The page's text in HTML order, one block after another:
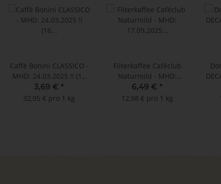
Caffè Bonini CLASSICO -
MHD: 24.03.2025 !! (16
Kompatible Kapseln
Lavazza A Modo Mio ®*)
3,69 € *
32,95 € pro 1 kg
Filterkaffee Caféclub
Naturmild - MHD:
17.09.2025 !! (500 g
gemahlen)
6,49 € *
12,98 € pro 1 kg